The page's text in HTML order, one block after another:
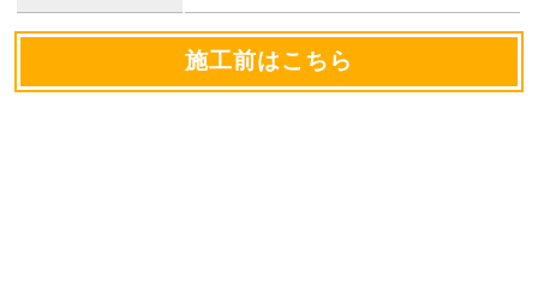
施工前はこちら